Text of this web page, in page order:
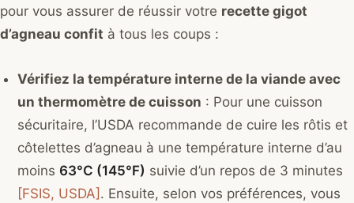
pour vous assurer de réussir votre recette gigot
d’agneau confit à tous les coups :
Vérifiez la température interne de la viande avec
un thermomètre de cuisson : Pour une cuisson
sécuritaire, l’USDA recommande de cuire les rôtis et
côtelettes d’agneau à une température interne d’au
moins 63°C (145°F) suivie d’un repos de 3 minutes
[FSIS, USDA] . Ensuite, selon vos préférences, vous